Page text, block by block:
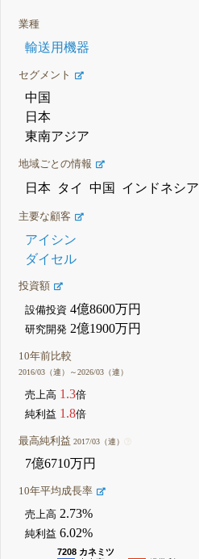
業種
輸送用機器
セグメント
中国
日本
東南アジア
地域ごとの情報
日本 タイ 中国 インドネシア
主要な顧客
アイシン
ダイセル
投資額
設備投資 4億8600万円
研究開発 2億1900万円
10年前比較
2016/03（連）～2026/03（連）
売上高 1.3倍
純利益 1.8倍
最高純利益2017/03（連）
7億6710万円
10年平均成長率
売上高 2.73%
純利益 6.02%
7208 カネミツ